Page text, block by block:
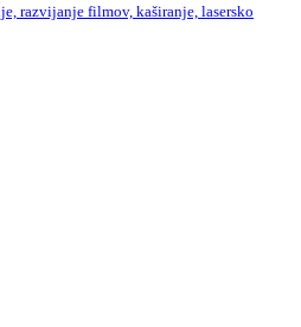
razvijanje filmov, kaširanje, lasersko